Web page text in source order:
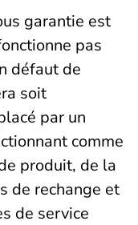
garantie est
pas
défaut de
soit
par un
comme
produit, de la
de rechange et
de service